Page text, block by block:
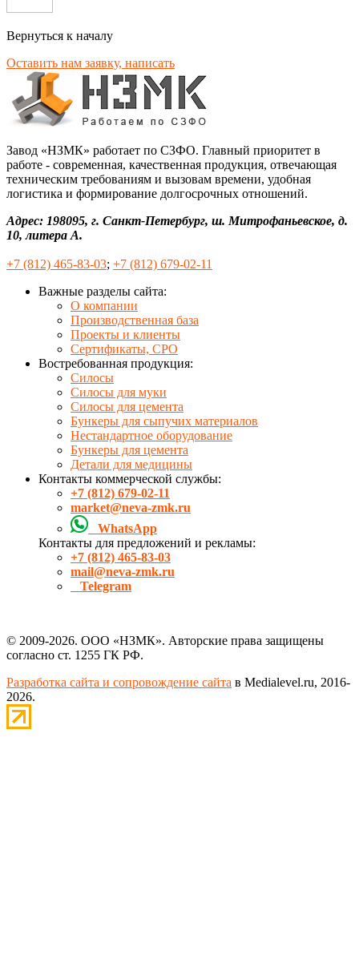
Вернуться к началу
Оставить нам заявку, написать
Завод «НЗМК» работает по СЗФО. Главный приоритет в
работе - современная, качественная продукция, отвечающая
техническим требованиям и вызовам времени, удобная
логистика и формирование долгосрочных отношений.
Адрес: 198095, г. Санкт-Петербург, ш. Митрофаньевское, д.
10, литера А.
+7 (812) 465-83-03; +7 (812) 679-02-11
Важные разделы сайта:
О компании
Производственная база
Проекты и клиенты
Сертификаты, СРО
Востребованная продукция:
Силосы
Силосы для муки
Силосы для цемента
Бункеры для сыпучих материалов
Нестандартное оборудование
Бункеры для цемента
Детали для медицины
Контакты коммерческой службы:
+7 (812) 679-02-11
market@neva-zmk.ru
WhatsApp
Контакты для предложений и рекламы:
+7 (812) 465-83-03
mail@neva-zmk.ru
Telegram
© 2009-2026. ООО «НЗМК». Авторские права защищены
согласно ст. 1255 ГК РФ.
Разработка сайта и сопровождение сайта в Medialevel.ru, 2016-
2026.